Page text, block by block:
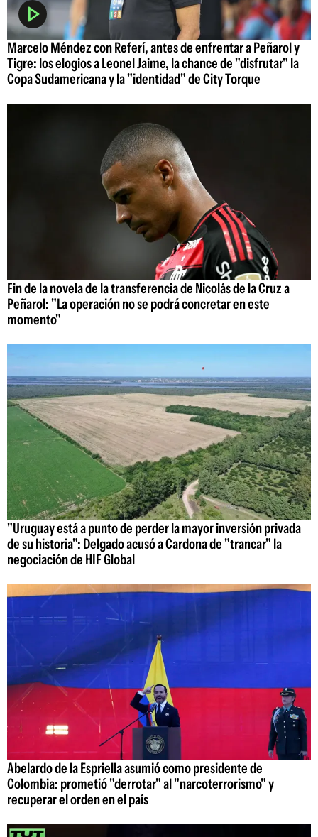
Marcelo Méndez con Referí, antes de enfrentar a Peñarol y
Tigre: los elogios a Leonel Jaime, la chance de "disfrutar" la
Copa Sudamericana y la "identidad" de City Torque
Fin de la novela de la transferencia de Nicolás de la Cruz a
Peñarol: "La operación no se podrá concretar en este
momento"
"Uruguay está a punto de perder la mayor inversión privada
de su historia": Delgado acusó a Cardona de "trancar" la
negociación de HIF Global
Abelardo de la Espriella asumió como presidente de
Colombia: prometió "derrotar" al "narcoterrorismo" y
recuperar el orden en el país